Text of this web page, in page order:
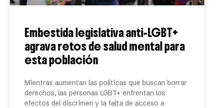
Embestida legislativa anti-LGBT+
agrava retos de salud mental para
esta población
Mientras aumentan las políticas que buscan borrar
derechos, las personas LGBT+ enfrentan los
efectos del discrimen y la falta de acceso a